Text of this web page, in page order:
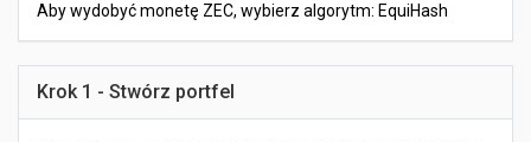
Aby wydobyć monetę ZEC, wybierz algorytm: EquiHash
Krok 1 - Stwórz portfel